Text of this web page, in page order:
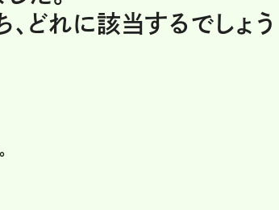
どれに該当するでしょう